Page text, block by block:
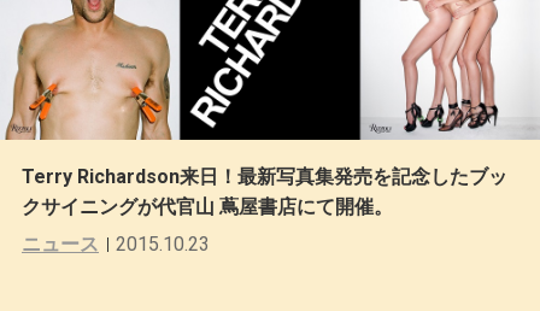
Terry Richardson来日！最新写真集発売を記念したブッ
クサイニングが代官山 蔦屋書店にて開催。
ニュース
2015.10.23